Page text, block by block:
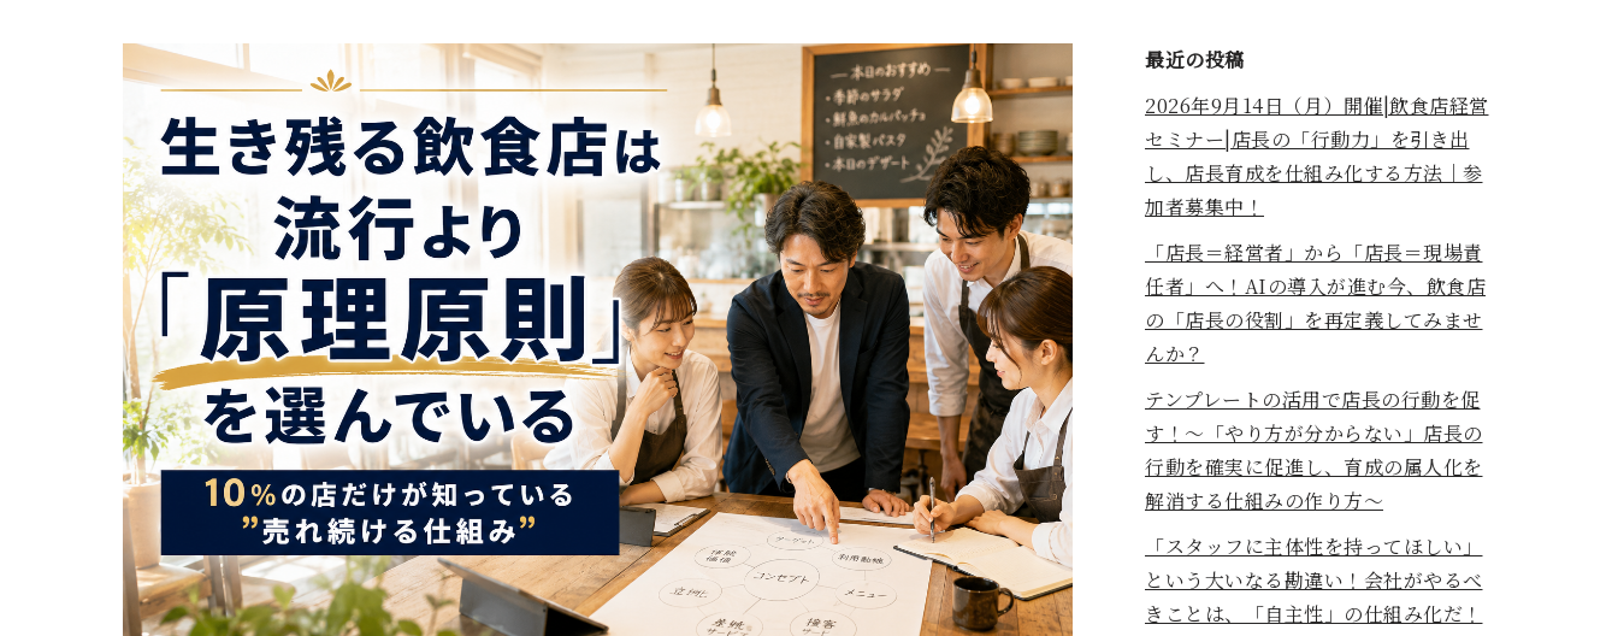
最近の投稿
2026年9月14日（月）開催|飲食店経営
セミナー|店長の「行動力」を引き出
し、店長育成を仕組み化する方法｜参
加者募集中！
「店長＝経営者」から「店長＝現場責
任者」へ！AIの導入が進む今、飲食店
の「店長の役割」を再定義してみませ
んか？
テンプレートの活用で店長の行動を促
す！～「やり方が分からない」店長の
行動を確実に促進し、育成の属人化を
解消する仕組みの作り方～
「スタッフに主体性を持ってほしい」
という大いなる勘違い！会社がやるべ
きことは、「自主性」の仕組み化だ！